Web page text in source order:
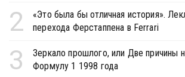
2
«Это была бы отличная история».
перехода Ферстаппена в Ferrari
3
Зеркало прошлого, или Две причины
Формулу 1 1998 года